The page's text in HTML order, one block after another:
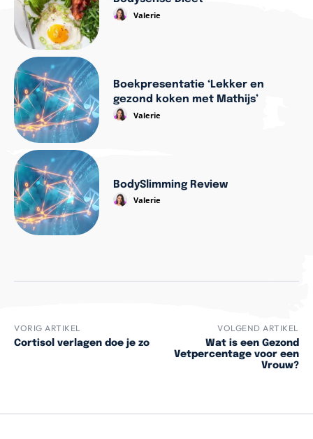
Valerie
Boekpresentatie ‘Lekker en
gezond koken met Mathijs’
Valerie
BodySlimming Review
Valerie
VORIG ARTIKEL
Cortisol verlagen doe je zo
VOLGEND ARTIKEL
Wat is een Gezond
Vetpercentage voor een
Vrouw?